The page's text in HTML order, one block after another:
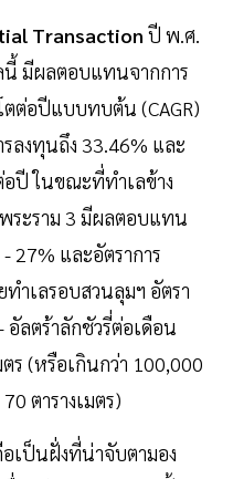
Transaction ปี พ.ศ.
มีผลตอบแทนจากการ
ตต่อปีแบบทบต้น (CAGR)
ลงทุนถึง 33.46% และ
อปี ในขณะที่ทำเลข้าง
พระราม 3 มีผลตอบแทน
27% และอัตราการ
ำเลรอบสวนลุมฯ อัตรา
อัลตร้าลักชัวรี่ต่อเดือน
ร (หรือเกินกว่า 100,000
ตารางเมตร)
เป็นฝั่งที่น่าจับตามอง